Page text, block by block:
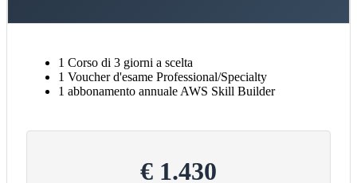
1 Corso di 3 giorni a scelta
1 Voucher d'esame Professional/Specialty
1 abbonamento annuale AWS Skill Builder
€ 1.430